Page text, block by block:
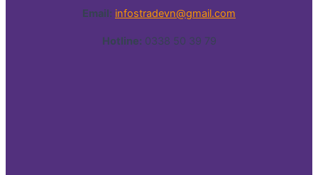
Email: infostradevn@gmail.com
Hotline: 0338 50 39 79